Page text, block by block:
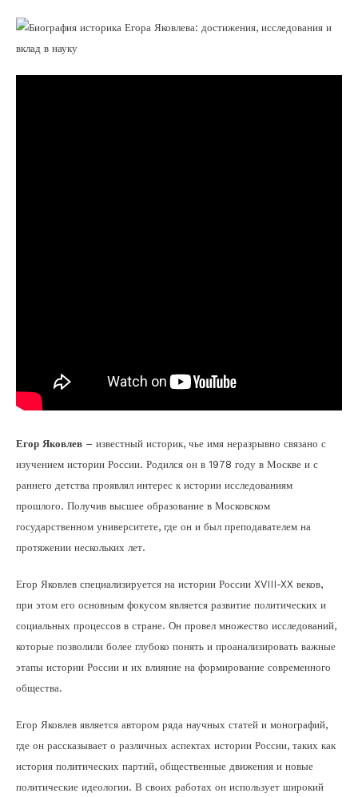
Егор Яковлев – известный историк, чье имя неразрывно связано с
изучением истории России. Родился он в 1978 году в Москве и с
раннего детства проявлял интерес к истории исследованиям
прошлого. Получив высшее образование в Московском
государственном университете, где он и был преподавателем на
протяжении нескольких лет.
Егор Яковлев специализируется на истории России XVIII-XX веков,
при этом его основным фокусом является развитие политических и
социальных процессов в стране. Он провел множество исследований,
которые позволили более глубоко понять и проанализировать важные
этапы истории России и их влияние на формирование современного
общества.
Егор Яковлев является автором ряда научных статей и монографий,
где он рассказывает о различных аспектах истории России, таких как
история политических партий, общественные движения и новые
политические идеологии. В своих работах он использует широкий